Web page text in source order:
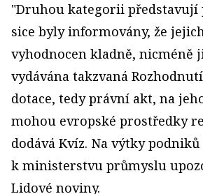
"Druhou kategorii představují
sice byly informovány, že
vyhodnocen kladně, nicméně
vydávána takzvaná
dotace, tedy právní akt, na
mohou evropské prostředky
dodává Kvíz. Na výtky
k ministerstvu průmyslu
Lidové noviny.